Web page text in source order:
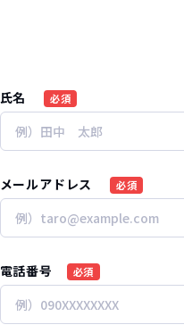
氏名 必須
メールアドレス 必須
電話番号 必須